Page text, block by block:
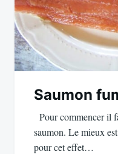
Saumon
Pour commencer il
saumon. Le mieux
pour cet effet…